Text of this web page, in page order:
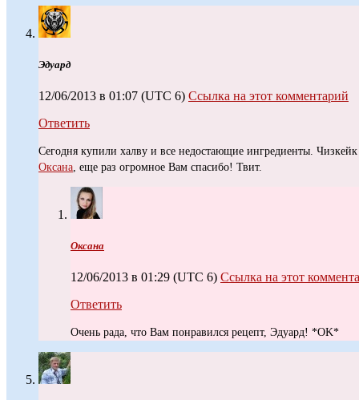
Эдуард
12/06/2013 в 01:07 (UTC 6) Ссылка на этот комментарий
Ответить
Сегодня купили халву и все недостающие ингредиенты.
Оксана, еще раз огромное Вам спасибо! Твит.
Оксана
12/06/2013 в 01:29 (UTC 6) Ссылка на этот
Ответить
Очень рада, что Вам понравился рецепт, Эдуард! *OK*